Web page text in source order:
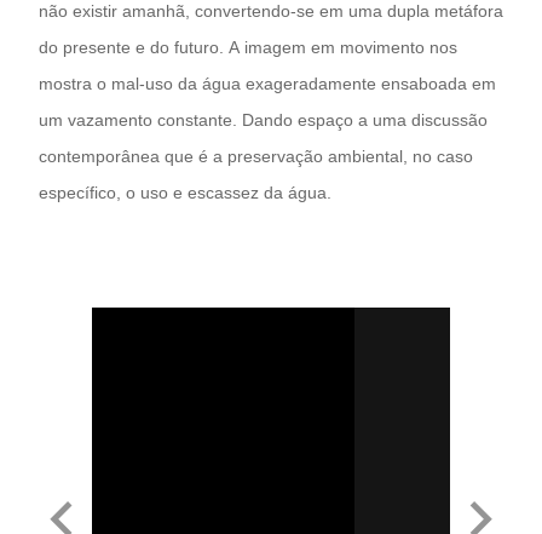
não existir amanhã, convertendo-se em uma dupla metáfora
do presente e do futuro. A imagem em movimento nos
mostra o mal-uso da água exageradamente ensaboada em
um vazamento constante. Dando espaço a uma discussão
contemporânea que é a preservação ambiental, no caso
específico, o uso e escassez da água.